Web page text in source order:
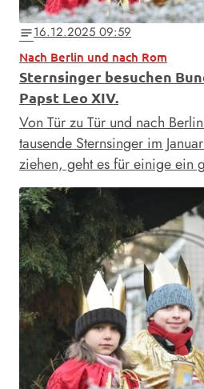
notes16.12.2025 09:59
Nach Berlin und nach Rom
Sternsinger besuchen
Papst Leo XIV.
Von Tür zu Tür und nach
tausende Sternsinger im
ziehen, geht es für einige ein